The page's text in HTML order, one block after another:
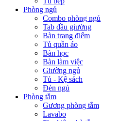
Phòng ngủ
Combo phòng ngủ
Tab đầu giường
Bàn trang điểm
Tủ quần áo
Bàn học
Bàn làm việc
Giường ngủ
Tủ - Kệ sách
Đèn ngủ
Phòng tắm
Gương phòng tắm
Lavabo